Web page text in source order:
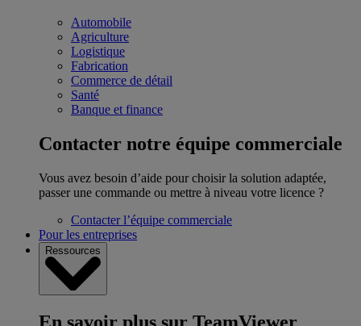
Automobile
Agriculture
Logistique
Fabrication
Commerce de détail
Santé
Banque et finance
Contacter notre équipe commerciale
Vous avez besoin d’aide pour choisir la solution adaptée,
passer une commande ou mettre à niveau votre licence ?
Contacter l’équipe commerciale
Pour les entreprises
Ressources
En savoir plus sur TeamViewer